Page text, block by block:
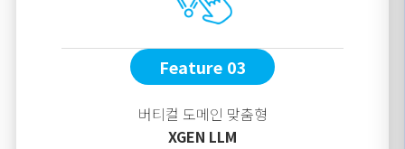
Feature 03
버티컬 도메인 맞춤형
XGEN LLM